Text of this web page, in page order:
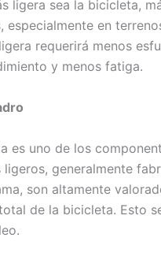
ligera sea la bicicleta,
en
requerirá menos
y menos fatiga.
es uno de los
generalmente
son altamente
de la bicicleta. Esto